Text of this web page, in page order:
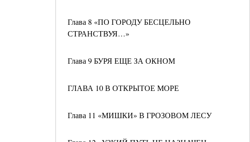
Глава 8 «ПО ГОРОДУ БЕСЦЕЛЬНО
СТРАНСТВУЯ…»
Глава 9 БУРЯ ЕЩЕ ЗА ОКНОМ
ГЛАВА 10 В ОТКРЫТОЕ МОРЕ
Глава 11 «МИШКИ» В ГРОЗОВОМ ЛЕСУ